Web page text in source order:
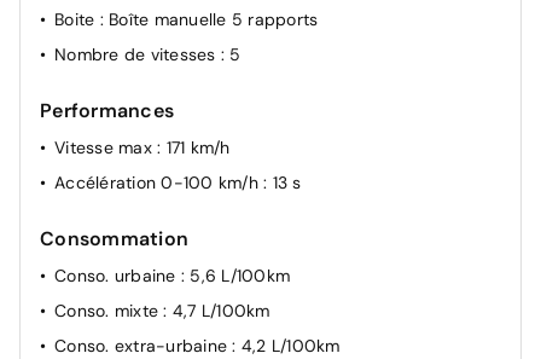
Boite : Boîte manuelle 5 rapports
Nombre de vitesses : 5
Performances
Vitesse max : 171 km/h
Accélération 0-100 km/h : 13 s
Consommation
Conso. urbaine : 5,6 L/100km
Conso. mixte: 4,7 L/100km
Conso. extra-urbaine: 4,2 L/100km